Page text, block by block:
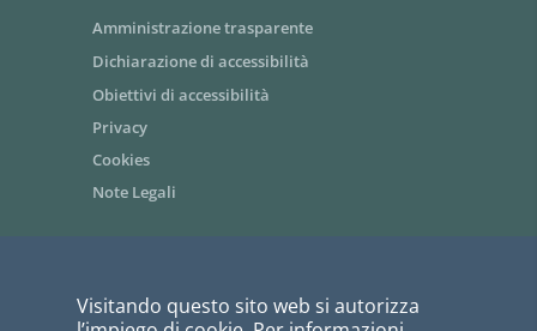
Amministrazione trasparente
Dichiarazione di accessibilità
Obiettivi di accessibilità
Privacy
Cookies
Note Legali
Siti tematici - link utili
Visitando questo sito web si autorizza